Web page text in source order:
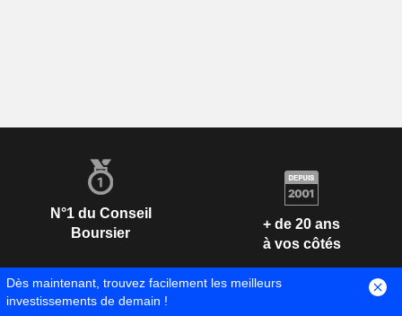
N°1 du Conseil
Boursier
+ de 20 ans
à vos côtés
Dès maintenant, trouvez facilement les meilleurs
investissements de demain !